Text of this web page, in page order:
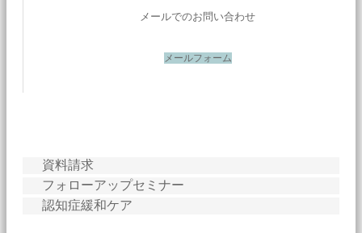
メールでのお問い合わせ
メールフォーム
資料請求
フォローアップセミナー
認知症緩和ケア